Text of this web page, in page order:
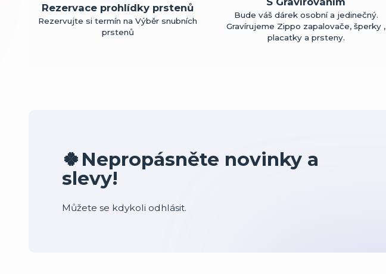
Rezervace prohlídky prstenů
Rezervujte si termín na Výběr snubních
prstenů
Bude váš dárek osobní a jedinečný.
Gravírujeme Zippo zapalovače, šperky ,
placatky a prsteny.
🍀Nepropásněte novinky a
slevy!
Můžete se kdykoli odhlásit.